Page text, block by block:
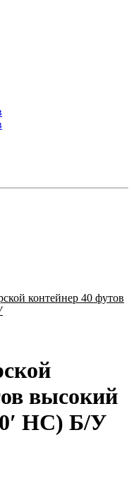
контейнер 40 футов
высокий
HC) Б/У